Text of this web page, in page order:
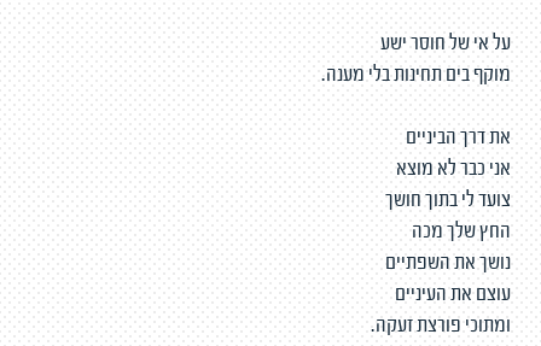
על אי של חוסר ישע
מוקף בים תחינות בלי מענה.
את דרך הביניים
אני כבר לא מוצא
צועד לי בתוך חושך
החץ שלך מכה
נושך את השפתיים
עוצם את העיניים
ומתוכי פורצת זעקה.